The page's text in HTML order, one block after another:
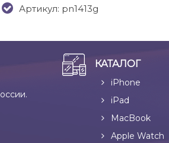
Артикул: pn1413g
КАТАЛОГ
iPhone
iPad
MacBook
Apple Watch